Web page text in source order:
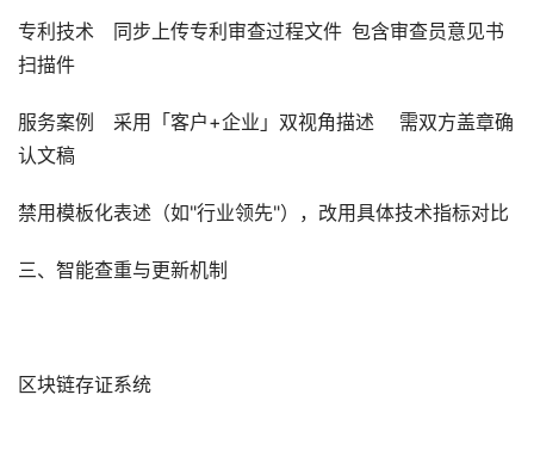
专利技术 同步上传专利审查过程文件 包含审查员意见书
扫描件
服务案例 采用「客户+企业」双视角描述
需双方盖章确
认文稿
禁用模板化表述（如"行业领先"），改用具体技术指标对比
三、智能查重与更新机制
区块链存证系统‌